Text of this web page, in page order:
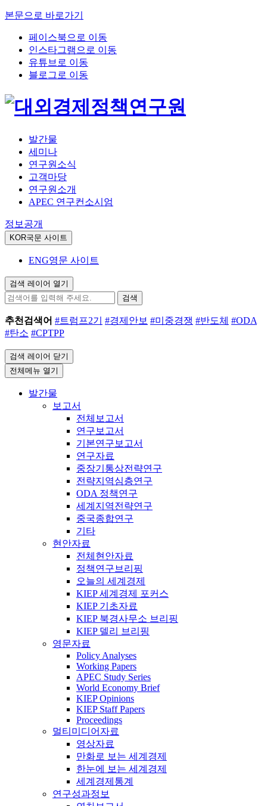
본문으로 바로가기
페이스북으로 이동
인스타그램으로 이동
유튜브로 이동
블로그로 이동
발간물
세미나
연구원소식
고객마당
연구원소개
APEC 연구컨소시엄
정보공개
KOR국문 사이트
ENG영문 사이트
검색 레이어 열기
검색
추천검색어 #트럼프2기 #경제안보 #미중경쟁 #반도체 #ODA
#탄소 #CPTPP
검색 레이어 닫기
전체메뉴 열기
발간물
보고서
전체보고서
연구보고서
기본연구보고서
연구자료
중장기통상전략연구
전략지역심층연구
ODA 정책연구
세계지역전략연구
중국종합연구
기타
현안자료
전체현안자료
정책연구브리핑
오늘의 세계경제
KIEP 세계경제 포커스
KIEP 기초자료
KIEP 북경사무소 브리핑
KIEP 델리 브리핑
영문자료
Policy Analyses
Working Papers
APEC Study Series
World Economy Brief
KIEP Opinions
KIEP Staff Papers
Proceedings
멀티미디어자료
영상자료
만화로 보는 세계경제
한눈에 보는 세계경제
세계경제통계
연구성과정보